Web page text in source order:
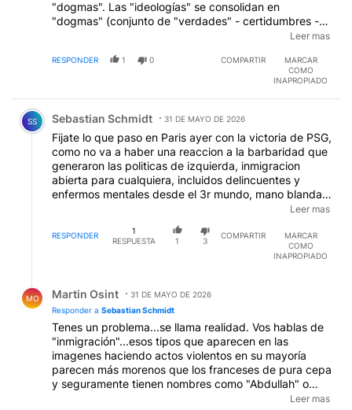
"dogmas". Las "ideologías" se consolidan en
"dogmas" (conjunto de "verdades" - certidumbres -
deducidas de "axiomas": conceptos dados por
"dogmas" son pleonasmos de falacias petitio principii
ya que todas las deducciones están contenidas en los
que devienen del pensamiento crítico; soslayan la
necesidad de darse una "razón de ser" existencial
propia, personal. Los "dogmas" se ofrecen como
"tablas para flotar" en el "naufragio" - Ortega y
Gasset dixit - que implica la vida.
Leer mas
RESPONDER 1 0 COMPARTIR
MARCAR
COMO
INAPROPIADO
Comentario de Sebastian Schmidt.
SS Sebastian Schmidt 31 DE MAYO DE 2026
Fijate lo que paso en Paris ayer con la victoria de PSG,
como no va a haber una reaccion a la barbaridad que
generaron las politicas de izquierda, inmigracion
abierta para cualquiera, incluidos delincuentes y
enfermos mentales desde el 3r mundo, mano blanda y
doctrina "Zafaroni" para los delincuentes, ayuda
social a los ilegales, refugiados mas que a los
nacionales, la imposicion de la doctrina arcoiris al
punto limite de promover cirugias a menores de edad
nos une a estar en contra de la inmundicia.
Leer mas
RESPONDER
1
RESPUESTA
1 3
COMPARTIR
MARCAR
COMO
INAPROPIADO
MO Martin Osint
31 DE MAYO DE 2026
Responder a Sebastian Schmidt
Tenes un problema...se llama realidad. Vos hablas de
"inmigración"...esos tipos que aparecen en las
imagenes haciendo actos violentos en su mayoría
parecen más morenos que los franceses de pura cepa
y seguramente tienen nombres como "Abdullah" o
"Ali" pero hablan el francés, si es que lo hablas, mucho
Leer mas